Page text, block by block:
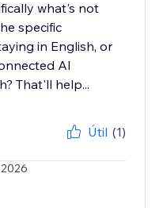
what's not
specific
in English, or
AI
That'll help...
Útil (1)